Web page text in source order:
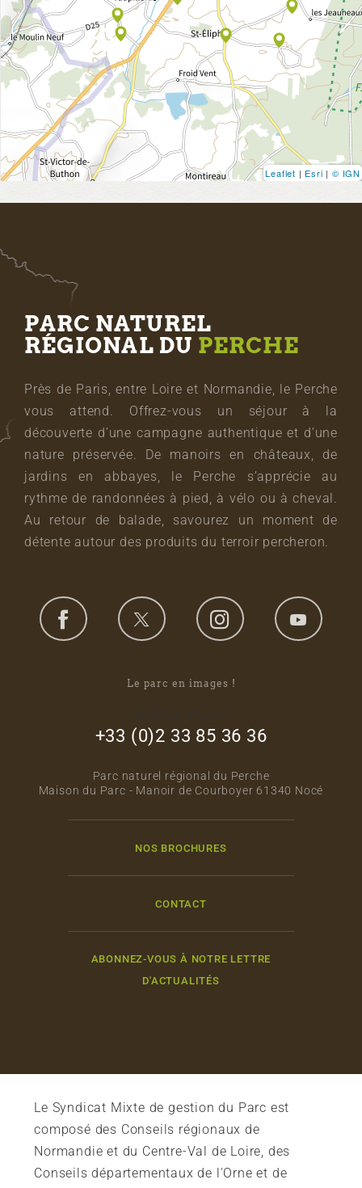
Leaflet | Esri | © IGN
PARC NATUREL
RÉGIONAL DU PERCHE
Près de Paris, entre Loire et Normandie, le Perche
vous attend. Offrez-vous un séjour à la
découverte d’une campagne authentique et d’une
nature préservée. De manoirs en châteaux, de
jardins en abbayes, le Perche s’apprécie au
rythme de randonnées à pied, à vélo ou à cheval.
Au retour de balade, savourez un moment de
détente autour des produits du terroir percheron.
Le parc en images !
+33 (0)2 33 85 36 36
Parc naturel régional du Perche
Maison du Parc - Manoir de Courboyer 61340 Nocé
NOS BROCHURES
CONTACT
ABONNEZ-VOUS À NOTRE LETTRE
D'ACTUALITÉS
Le Syndicat Mixte de gestion du Parc est
composé des Conseils régionaux de
Normandie et du Centre-Val de Loire, des
Conseils départementaux de l'Orne et de